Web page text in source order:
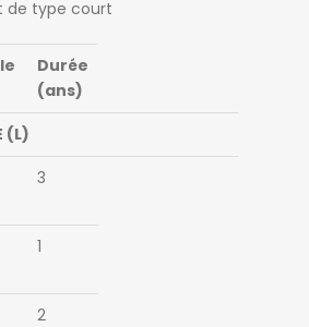
de type court
Durée
(ans)
(L)
3
1
2